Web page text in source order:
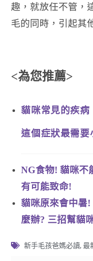
趣，就放任不管，
毛的同時，引起其
<為您推薦>
貓咪常見的疾病
這個症狀最需要
NG食物! 貓咪不
有可能致命!
貓咪原來會中暑
麼辦? 三招幫貓
新手毛孩爸媽必讀,最